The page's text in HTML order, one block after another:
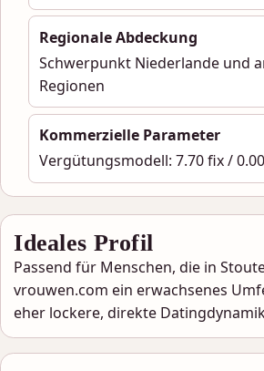
Regionale Abdeckung
Schwerpunkt Niederlande und
Regionen
Kommerzielle Parameter
Vergütungsmodell: 7.70 fix /
Ideales Profil
Passend für Menschen, die in
vrouwen.com ein erwachsenes
eher lockere, direkte